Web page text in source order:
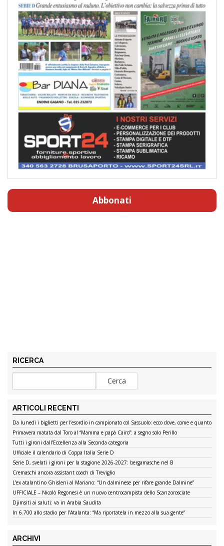
Abbonati
RICERCA
ARTICOLI RECENTI
Da lunedì i biglietti per l’esordio in campionato col Sassuolo: ecco dove, come e quanto
Primavera matata dal Toro al “Mamma e papà Cairo”: a segno solo Perillo
Tutti i gironi dall’Eccellenza alla Seconda categoria
Ufficiale il calendario di Coppa Italia Serie D
Serie D, svelati i gironi per la stagione 2026-2027: bergamasche nel B
Cremaschi ancora assistant coach di Treviglio
L’ex atalantino Ghisleni al Mariano: “Un dalminese per rifare grande Dalmine”
UFFICIALE – Nicolò Regonesi è un nuovo centrocampista dello Scanzorosciate
Djimsiti ai saluti: va in Arabia Saudita
In 6.700 allo stadio per l’Atalanta: “Ma riportatela in mezzo alla sua gente”
ARCHIVI